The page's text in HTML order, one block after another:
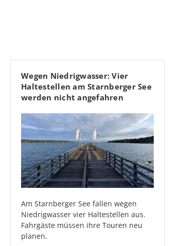
Wegen Niedrigwasser: Vier
Haltestellen am Starnberger See
werden nicht angefahren
Am Starnberger See fallen wegen
Niedrigwasser vier Haltestellen aus.
Fahrgäste müssen ihre Touren neu
planen.